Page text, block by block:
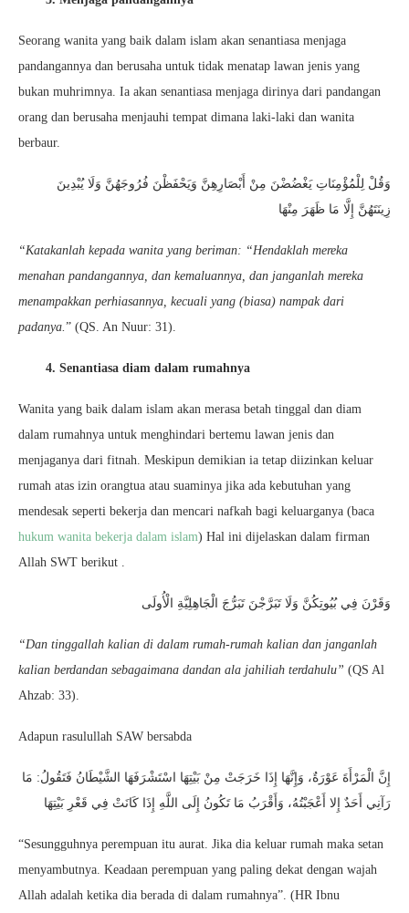
Seorang wanita yang baik dalam islam akan senantiasa menjaga
pandangannya dan berusaha untuk tidak menatap lawan jenis yang
bukan muhrimnya. Ia akan senantiasa menjaga dirinya dari pandangan
orang dan berusaha menjauhi tempat dimana laki-laki dan wanita
berbaur.
وَقُلْ لِلْمُؤْمِنَاتِ يَغْضُضْنَ مِنْ أَبْصَارِهِنَّ وَيَحْفَظْنَ فُرُوجَهُنَّ وَلَا يُبْدِينَ
زِينَتَهُنَّ إِلَّا مَا ظَهَرَ مِنْهَا
“Katakanlah kepada wanita yang beriman: “Hendaklah mereka
menahan pandangannya, dan kemaluannya, dan janganlah mereka
menampakkan perhiasannya, kecuali yang (biasa) nampak dari
padanya.” (QS. An Nuur: 31).
4. Senantiasa diam dalam rumahnya
Wanita yang baik dalam islam akan merasa betah tinggal dan diam
dalam rumahnya untuk menghindari bertemu lawan jenis dan
menjaganya dari fitnah. Meskipun demikian ia tetap diizinkan keluar
rumah atas izin orangtua atau suaminya jika ada kebutuhan yang
mendesak seperti bekerja dan mencari nafkah bagi keluarganya (baca
hukum wanita bekerja dalam islam) Hal ini dijelaskan dalam firman
Allah SWT berikut .
وَقَرْنَ فِي بُيُوتِكُنَّ وَلَا تَبَرَّجْنَ تَبَرُّجَ الْجَاهِلِيَّةِ الْأُولَى
“Dan tinggallah kalian di dalam rumah-rumah kalian dan janganlah
kalian berdandan sebagaimana dandan ala jahiliah terdahulu” (QS Al
Ahzab: 33).
Adapun rasulullah SAW bersabda
إِنَّ الْمَرْأَةَ عَوْرَةٌ، وَإِنَّهَا إِذَا خَرَجَتْ مِنْ بَيْتِهَا اسْتَشْرَفَهَا الشَّيْطَانُ فَتَقُولُ: مَا
رَآنِي أَحَدٌ إِلا أَعْجَبْتُهُ، وَأَقْرَبُ مَا تَكُونُ إِلَى اللَّهِ إِذَا كَانَتْ فِي قَعْرِ بَيْتِهَا
“Sesungguhnya perempuan itu aurat. Jika dia keluar rumah maka setan
menyambutnya. Keadaan perempuan yang paling dekat dengan wajah
Allah adalah ketika dia berada di dalam rumahnya”. (HR Ibnu